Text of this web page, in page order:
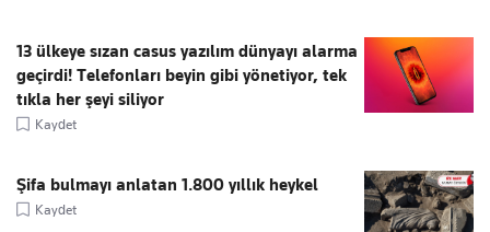
13 ülkeye sızan casus yazılım dünyayı alarma
geçirdi! Telefonları beyin gibi yönetiyor, tek
tıkla her şeyi siliyor
Kaydet
Şifa bulmayı anlatan 1.800 yıllık heykel
Kaydet